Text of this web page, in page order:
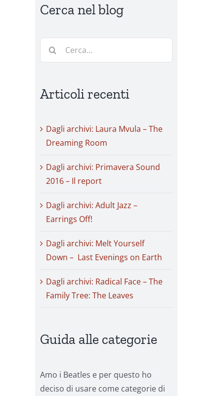
Cerca nel blog
Cerca
Articoli recenti
Dagli archivi: Laura Mvula – The
Dreaming Room
Dagli archivi: Primavera Sound
2016 – Il report
Dagli archivi: Adult Jazz –
Earrings Off!
Dagli archivi: Melt Yourself
Down – Last Evenings on Earth
Dagli archivi: Radical Face – The
Family Tree: The Leaves
Guida alle categorie
Amo i Beatles e per questo ho
deciso di usare come categorie di